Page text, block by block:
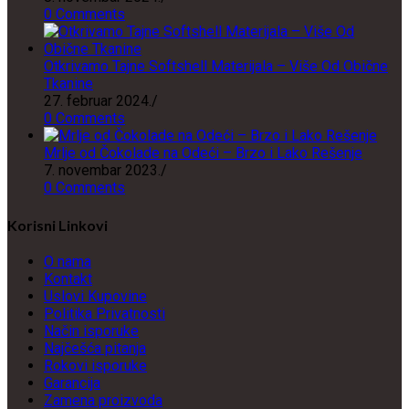
0 Comments
Otkrivamo Tajne Softshell Materijala – Više Od Obične
Tkanine
27. februar 2024./
0 Comments
Mrlje od Čokolade na Odeći – Brzo i Lako Rešenje
7. novembar 2023./
0 Comments
Korisni Linkovi
O nama
Kontakt
Uslovi Kupovine
Politika Privatnosti
Način isporuke
Najčešća pitanja
Rokovi isporuke
Garancija
Zamena proizvoda